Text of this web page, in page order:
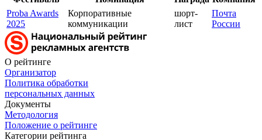
Proba Awards
2025
Корпоративные
коммуникации
шорт-
лист
Почта
России
О рейтинге
Организатор
Политика обработки
персональных данных
Документы
Методология
Положение о рейтинге
Категории рейтинга